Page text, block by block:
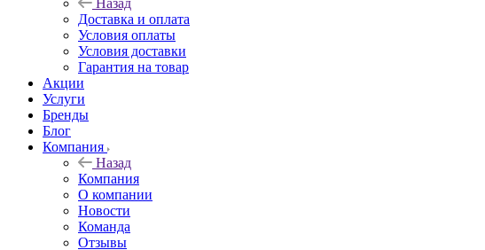
Назад
Доставка и оплата
Условия оплаты
Условия доставки
Гарантия на товар
Акции
Услуги
Бренды
Блог
Компания
Назад
Компания
О компании
Новости
Команда
Отзывы